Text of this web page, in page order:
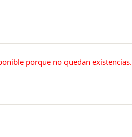
porque no quedan existencias.